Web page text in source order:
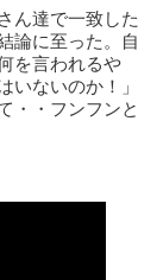
ん達で一致した
論に至った。自
を言われるや
いないのか！」
・・フンフンと